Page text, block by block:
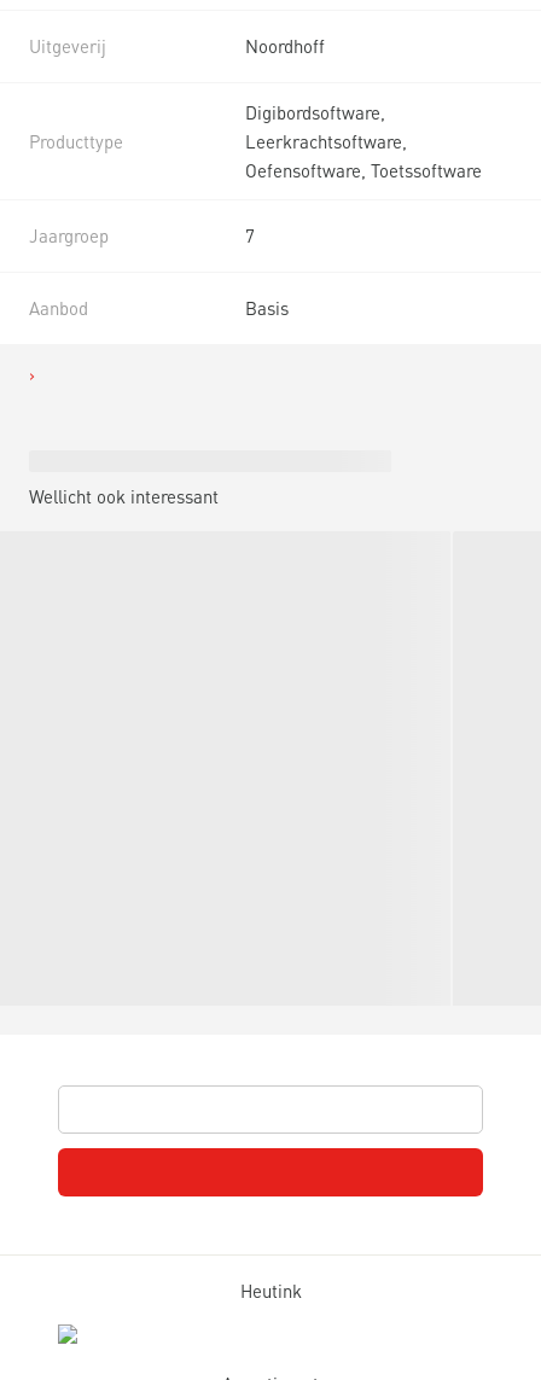
Uitgeverij Noordhoff
Producttype
Digibordsoftware,
Leerkrachtsoftware,
Oefensoftware, Toetssoftware
Jaargroep 7
Aanbod Basis
Wellicht ook interessant
Heutink